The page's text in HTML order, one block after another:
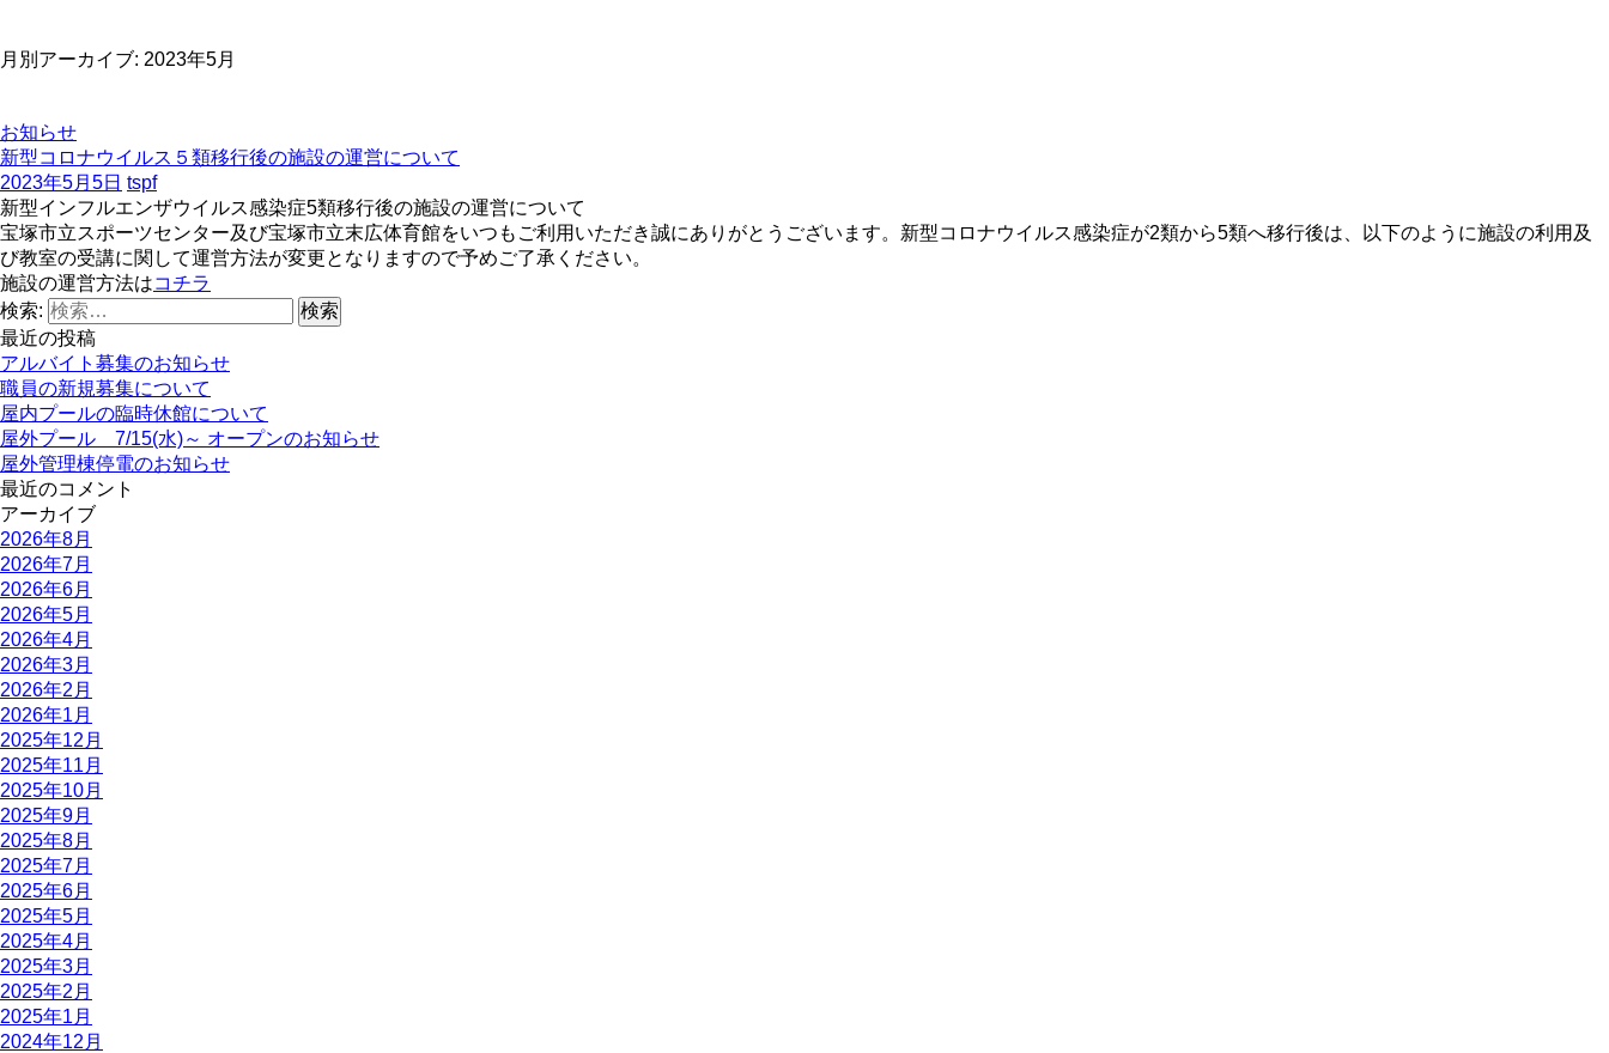
月別アーカイブ: 2023年5月
お知らせ
新型コロナウイルス５類移行後の施設の運営について
2023年5月5日 tspf
新型インフルエンザウイルス感染症5類移行後の施設の運営について
宝塚市立スポーツセンター及び宝塚市立末広体育館をいつもご利用いただき誠にありがとうございます。新型コロナウイルス感染症が2類から5類へ移行後は、以下のように施設の利用及
び教室の受講に関して運営方法が変更となりますので予めご了承ください。
施設の運営方法はコチラ
検索:
最近の投稿
アルバイト募集のお知らせ
職員の新規募集について
屋内プールの臨時休館について
屋外プール 7/15(水)～ オープンのお知らせ
屋外管理棟停電のお知らせ
最近のコメント
アーカイブ
2026年8月
2026年7月
2026年6月
2026年5月
2026年4月
2026年3月
2026年2月
2026年1月
2025年12月
2025年11月
2025年10月
2025年9月
2025年8月
2025年7月
2025年6月
2025年5月
2025年4月
2025年3月
2025年2月
2025年1月
2024年12月